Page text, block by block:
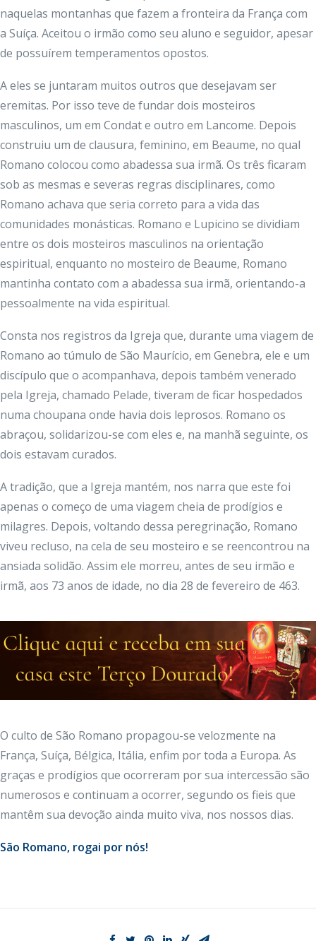
naquelas montanhas que fazem a fronteira da França com
a Suíça. Aceitou o irmão como seu aluno e seguidor, apesar
de possuírem temperamentos opostos.
A eles se juntaram muitos outros que desejavam ser
eremitas. Por isso teve de fundar dois mosteiros
masculinos, um em Condat e outro em Lancome. Depois
construiu um de clausura, feminino, em Beaume, no qual
Romano colocou como abadessa sua irmã. Os três ficaram
sob as mesmas e severas regras disciplinares, como
Romano achava que seria correto para a vida das
comunidades monásticas. Romano e Lupicino se dividiam
entre os dois mosteiros masculinos na orientação
espiritual, enquanto no mosteiro de Beaume, Romano
mantinha contato com a abadessa sua irmã, orientando-a
pessoalmente na vida espiritual.
Consta nos registros da Igreja que, durante uma viagem de
Romano ao túmulo de São Maurício, em Genebra, ele e um
discípulo que o acompanhava, depois também venerado
pela Igreja, chamado Pelade, tiveram de ficar hospedados
numa choupana onde havia dois leprosos. Romano os
abraçou, solidarizou-se com eles e, na manhã seguinte, os
dois estavam curados.
A tradição, que a Igreja mantém, nos narra que este foi
apenas o começo de uma viagem cheia de prodígios e
milagres. Depois, voltando dessa peregrinação, Romano
viveu recluso, na cela de seu mosteiro e se reencontrou na
ansiada solidão. Assim ele morreu, antes de seu irmão e
irmã, aos 73 anos de idade, no dia 28 de fevereiro de 463.
O culto de São Romano propagou-se velozmente na
França, Suíça, Bélgica, Itália, enfim por toda a Europa. As
graças e prodígios que ocorreram por sua intercessão são
numerosos e continuam a ocorrer, segundo os fieis que
mantêm sua devoção ainda muito viva, nos nossos dias.
São Romano, rogai por nós!